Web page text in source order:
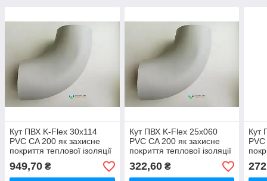
Кут ПВХ K-Flex 30x114
PVC CA 200 як захисне
покриття теплової ізоляції
всередині приміщення.
949,70 ₴
Кут ПВХ K-Flex 25x060
PVC CA 200 як захисне
покриття теплової ізоляції
всередині приміщення.
322,60₴
Кут